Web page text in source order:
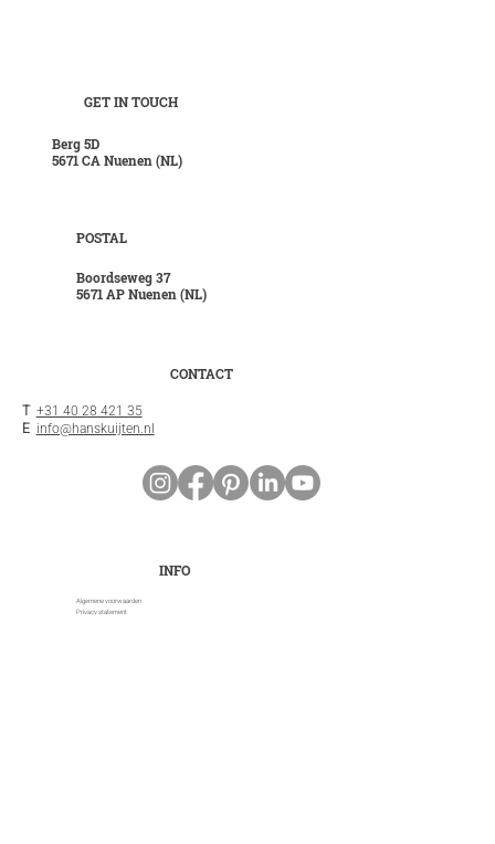
GET IN TOUCH
Berg 5D
5671 CA Nuenen (NL)
INFO
POSTAL
Algemene voorwaarden
Privacy statement
Boordseweg 37
5671 AP Nuenen (NL)
CONTACT
T +31 40 28 421 35
E info@hanskuijten.nl